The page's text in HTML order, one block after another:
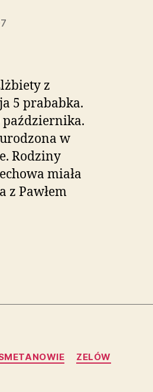
z
5 prababka.
października.
w
Rodziny
miała
z Pawłem
ZELÓW